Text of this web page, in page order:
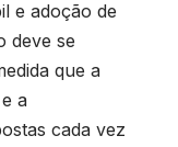
e adoção de
deve se
que a
a
cada vez